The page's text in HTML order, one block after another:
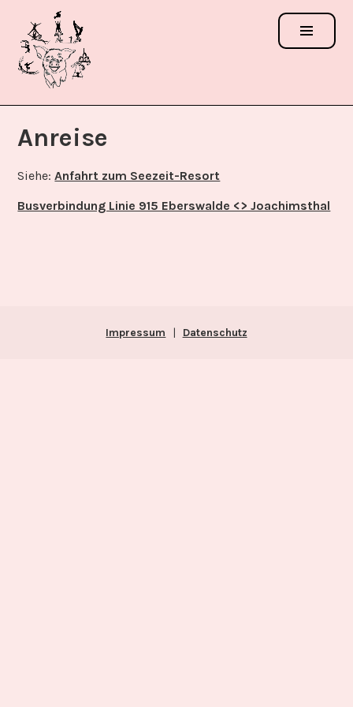
Inhalt
springen
ACROSCHWEINCHEN
Anreise
Siehe:Anfahrt zum Seezeit-Resort
Busverbindung Linie 915 Eberswalde <> Joachimsthal
Impressum | Datenschutz